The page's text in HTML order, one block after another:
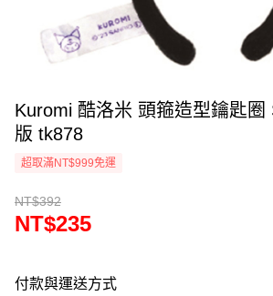
Kuromi 酷洛米 頭箍造型鑰匙圈
版 tk878
超取滿NT$999免運
NT$392
NT$235
付款與運送方式